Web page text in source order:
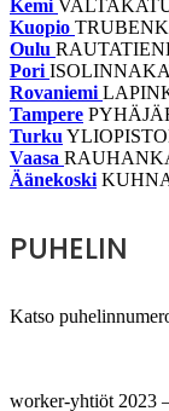
Kemi
Kuopio
Oulu
Pori
Rovaniemi
Tampere
Turku
Vaasa
Äänekoski
PUHELIN
Katso
worker-yhtiöt 2023